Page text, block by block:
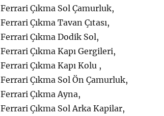
Ferrari Çıkma Sol Çamurluk,
Ferrari Çıkma Tavan Çıtası,
Ferrari Çıkma Dodik Sol,
Ferrari Çıkma Kapı Gergileri,
Ferrari Çıkma Kapı Kolu ,
Ferrari Çıkma Sol Ön Çamurluk,
Ferrari Çıkma Ayna,
Ferrari Çıkma Sol Arka Kapilar,